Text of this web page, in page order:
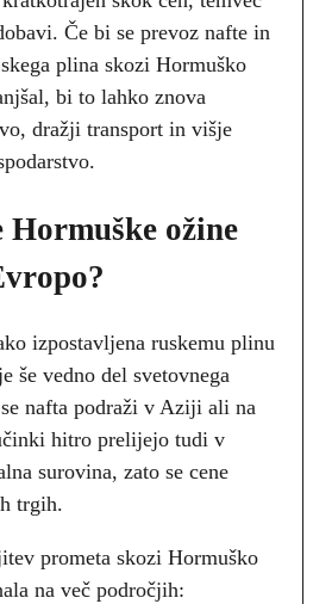
Če bi se prevoz nafte in
plina skozi Hormuško
bi to lahko znova
dražji transport in višje
ožine
izpostavljena ruskemu plinu
še vedno del svetovnega
nafta podraži v Aziji ali na
hitro prelijejo tudi v
surovina, zato se cene
trgih.
prometa skozi Hormuško
na več področjih: